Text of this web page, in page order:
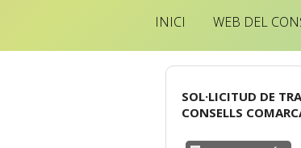
INICI WEB DEL
SOL·LICITUD DE
CONSELLS